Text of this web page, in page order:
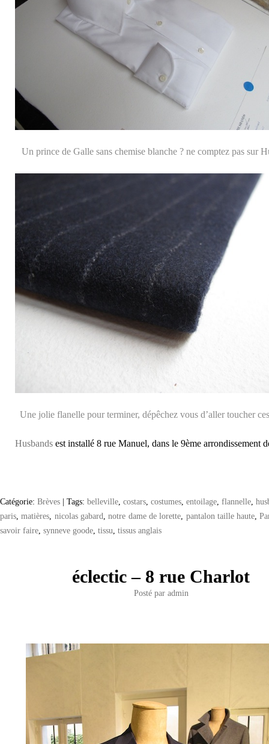
Un prince de Galle sans chemise blanche ? ne comptez pas sur
Une jolie flanelle pour terminer, dépêchez vous d’aller toucher
Husbands est installé 8 rue Manuel, dans le 9ème arrondissement
Catégorie: Brèves | Tags: belleville costars costumes entoilage flannelle
paris ,matières nicolas gabard ,notre dame de lorette pantalon taille haute ,
savoir faire synneve goode tissu tissus anglais
éclectic – 8 rue Charlot
Posté par admin